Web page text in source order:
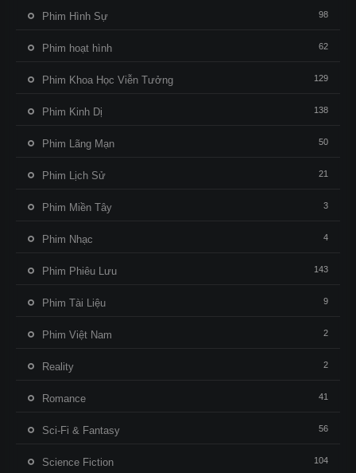
Phim Hình Sự 98
Phim hoạt hình 62
Phim Khoa Học Viễn Tưởng 129
Phim Kinh Dị 138
Phim Lãng Mạn 50
Phim Lịch Sử 21
Phim Miền Tây 3
Phim Nhạc 4
Phim Phiêu Lưu 143
Phim Tài Liệu 9
Phim Việt Nam 2
Reality 2
Romance 41
Sci-Fi & Fantasy 56
Science Fiction 104